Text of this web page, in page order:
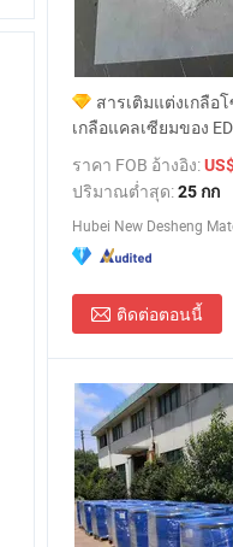
สารเติมแต่งเกลือ
เกลือแคลเซียมของ
ราคา FOB อ้างอิง:
ปริมาณต่ำสุด:25 กก
ติดต่อตอนนี้